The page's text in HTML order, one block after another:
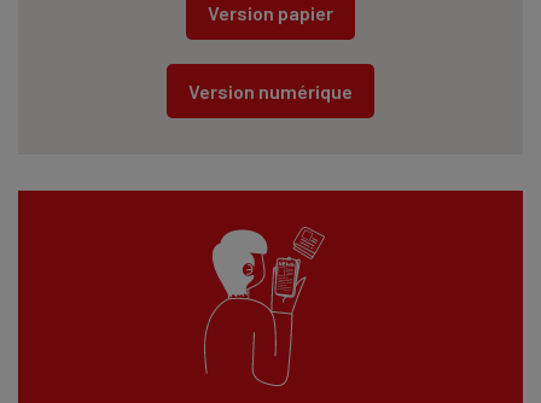
Version papier
Version numérique